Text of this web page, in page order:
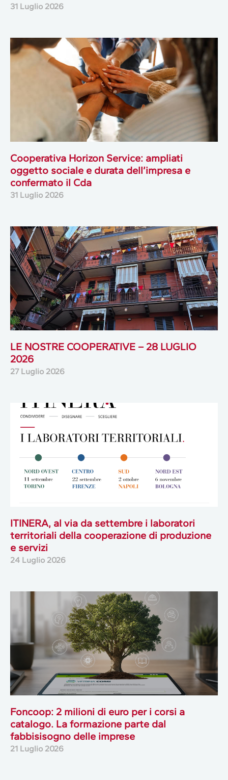
31 Luglio 2026
Cooperativa Horizon Service: ampliati
oggetto sociale e durata dell’impresa e
confermato il Cda
31 Luglio 2026
LE NOSTRE COOPERATIVE – 28 LUGLIO
2026
27 Luglio 2026
ITINERA, al via da settembre i laboratori
territoriali della cooperazione di produzione
e servizi
24 Luglio 2026
Foncoop: 2 milioni di euro per i corsi a
catalogo. La formazione parte dal
fabbisisogno delle imprese
21 Luglio 2026